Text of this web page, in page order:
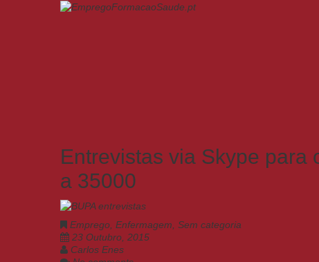
Entrevistas via Skype para
a 35000
Emprego, Enfermagem, Sem categoria
23 Outubro, 2015
Carlos Enes